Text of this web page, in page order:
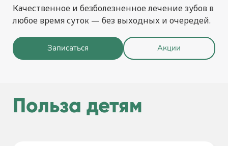
Качественное и безболезненное лечение зубов в
любое время суток — без выходных и очередей.
Записаться Акции
Польза детям